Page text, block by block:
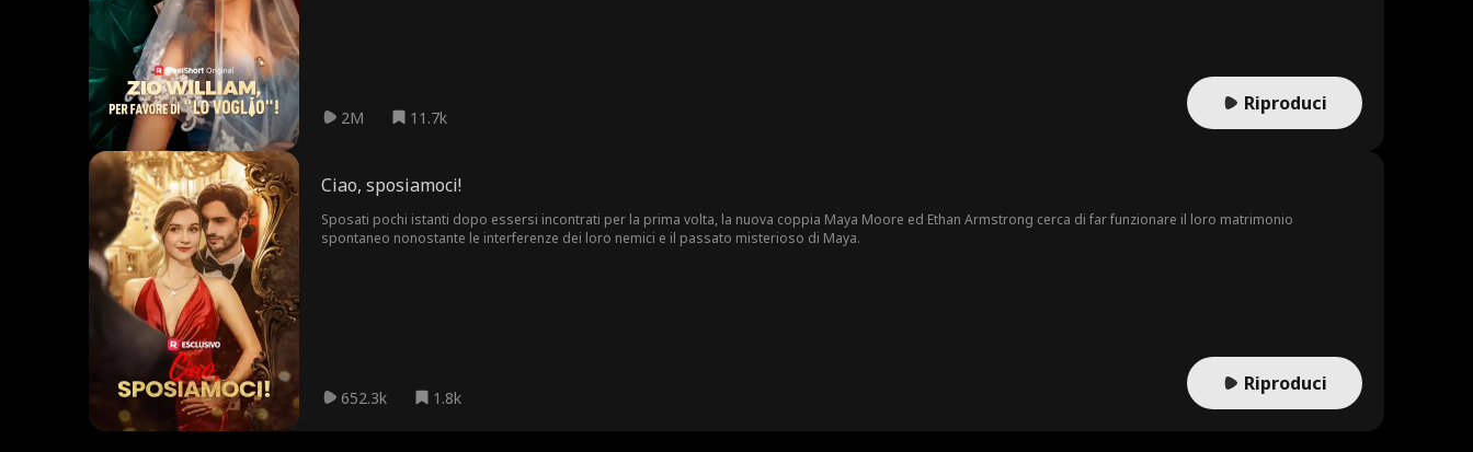
2M 11.7k
Riproduci
Ciao, sposiamoci!
Sposati pochi istanti dopo essersi incontrati per la prima volta, la nuova coppia Maya Moore ed Ethan Armstrong cerca di far funzionare il loro matrimonio
spontaneo nonostante le interferenze dei loro nemici e il passato misterioso di Maya.
652.3k 1.8k
Riproduci